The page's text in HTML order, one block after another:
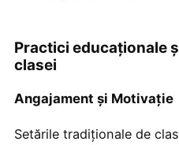
Practici educaționale
clasei
Angajament și Motivație
Setările tradiționale de